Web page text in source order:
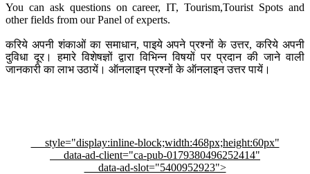
You can ask questions on career, IT, Tourism,Tourist Spots and
other fields from our Panel of experts.
करिये अपनी शंकाओं का समाधान, पाइये अपने प्रश्नों के उत्तर, करिये अपनी
दुविधा दूर। हमारे विशेषज्ञों द्वारा विभिन्न विषयों पर प्रदान की जाने वाली
जानकारी का लाभ उठायें। ऑनलाइन प्रश्नों के ऑनलाइन उत्तर पायें।
style="display:inline-block;width:468px;height:60px"
data-ad-client="ca-pub-0179380496252414"
data-ad-slot="5400952923">